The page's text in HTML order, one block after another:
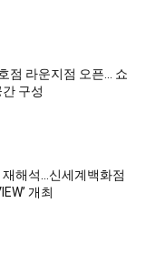
점 라운지점 오픈… 쇼
구성
해석…신세계백화점
개최